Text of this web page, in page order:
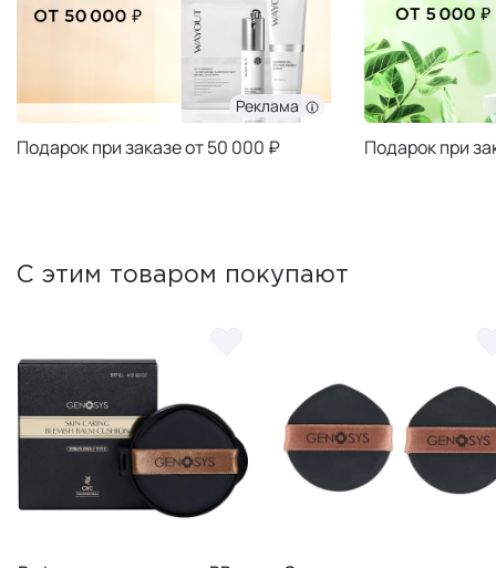
Реклама
Подарок при заказе от 50 000 ₽ Подарок при
С этим товаром покупают